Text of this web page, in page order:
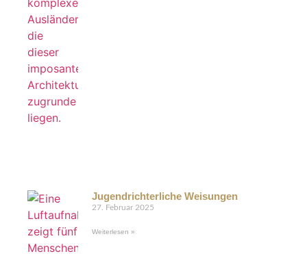
Jugendrichterliche Weisungen
27. Februar 2025
Weiterlesen »